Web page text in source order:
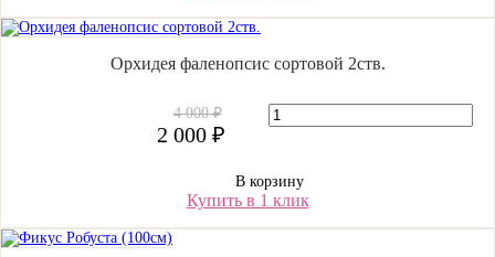
Орхидея фаленопсис сортовой 2ств.
4 000 ₽
2 000 ₽
В корзину
Купить в 1 клик